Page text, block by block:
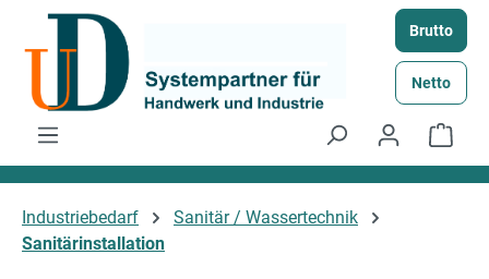
Zum Hauptinhalt springen Brutto
Netto
Industriebedarf
Sanitär / Wassertechnik
Sanitärinstallation